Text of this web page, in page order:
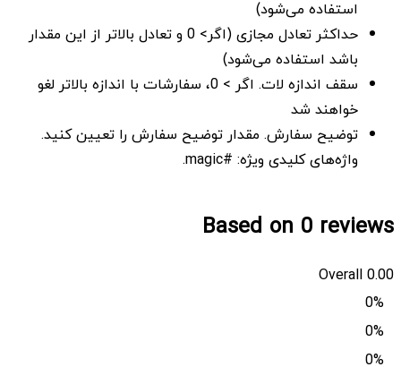
استفاده می‌شود)
حداکثر تعادل مجازی (اگر> 0 و تعادل بالاتر از این مقدار
باشد استفاده می‌شود)
سقف اندازه لات. اگر > 0، سفارشات با اندازه بالاتر لغو
خواهند شد
توضیح سفارش. مقدار توضیح سفارش را تعیین کنید.
واژه‌های کلیدی ویژه: #magic.
Based on 0 reviews
0.00
Overall
0%
0%
0%